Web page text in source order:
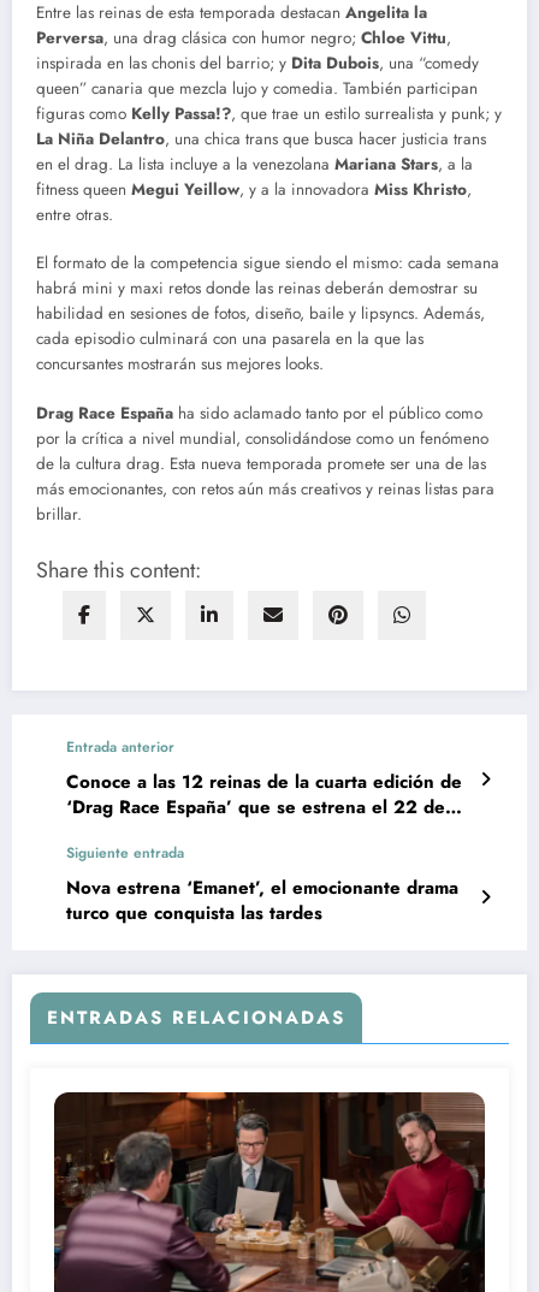
Entre las reinas de esta temporada destacan Angelita la
Perversa, una drag clásica con humor negro; Chloe Vittu,
inspirada en las chonis del barrio; y Dita Dubois, una “comedy
queen” canaria que mezcla lujo y comedia. También participan
figuras como Kelly Passa!?, que trae un estilo surrealista y punk; y
La Niña Delantro, una chica trans que busca hacer justicia trans
en el drag. La lista incluye a la venezolana Mariana Stars, a la
fitness queen Megui Yeillow, y a la innovadora Miss Khristo,
entre otras.
El formato de la competencia sigue siendo el mismo: cada semana
habrá mini y maxi retos donde las reinas deberán demostrar su
habilidad en sesiones de fotos, diseño, baile y lipsyncs. Además,
cada episodio culminará con una pasarela en la que las
concursantes mostrarán sus mejores looks.
Drag Race España ha sido aclamado tanto por el público como
por la crítica a nivel mundial, consolidándose como un fenómeno
de la cultura drag. Esta nueva temporada promete ser una de las
más emocionantes, con retos aún más creativos y reinas listas para
brillar.
Share this content:
Entrada anterior
Conoce a las 12 reinas de la cuarta edición de
‘Drag Race España’ que se estrena el 22 de
Siguiente entrada
Nova estrena ‘Emanet’, el emocionante drama
turco que conquista las tardes
ENTRADAS RELACIONADAS